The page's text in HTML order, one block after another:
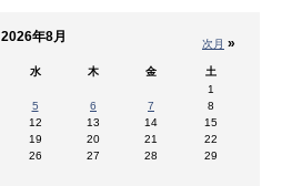
次月 »
2026年8月
水 木 金
土
1
5 6 7
8
12 13 14
15
19 20 21
22
26 27 28
29